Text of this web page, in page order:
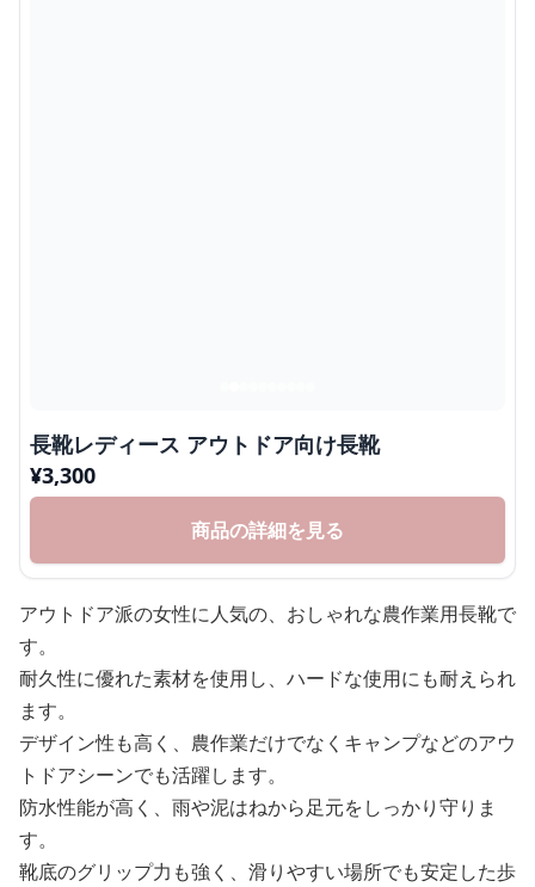
長靴レディース アウトドア向け長靴
¥3,300
商品の詳細を見る
アウトドア派の女性に人気の、おしゃれな農作業用長靴で
す。
耐久性に優れた素材を使用し、ハードな使用にも耐えられ
ます。
デザイン性も高く、農作業だけでなくキャンプなどのアウ
トドアシーンでも活躍します。
防水性能が高く、雨や泥はねから足元をしっかり守りま
す。
靴底のグリップ力も強く、滑りやすい場所でも安定した歩